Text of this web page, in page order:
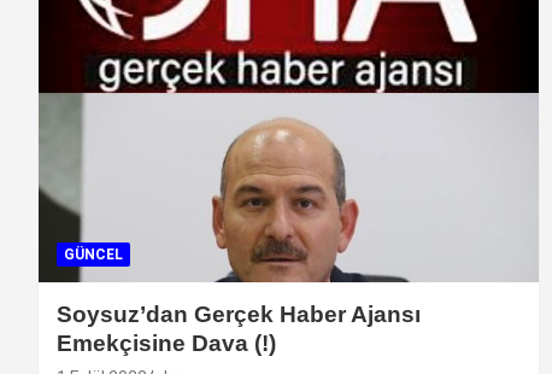
GÜNCEL
Soysuz’dan Gerçek Haber Ajansı
Emekçisine Dava (!)